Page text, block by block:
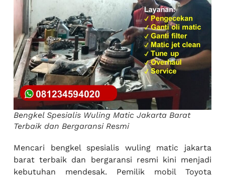
Bengkel Spesialis Wuling Matic Jakarta Barat
Terbaik dan Bergaransi Resmi
Mencari bengkel spesialis wuling matic jakarta
barat terbaik dan bergaransi resmi kini menjadi
kebutuhan mendesak. Pemilik mobil Toyota